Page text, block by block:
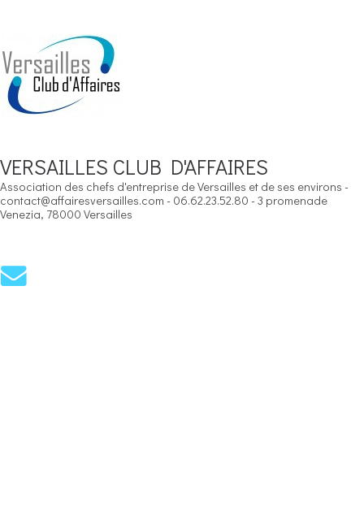
VERSAILLES CLUB D'AFFAIRES
Association des chefs d'entreprise de Versailles et de ses environs -
contact@affairesversailles.com - 06.62.23.52.80 - 3 promenade
Venezia, 78000 Versailles